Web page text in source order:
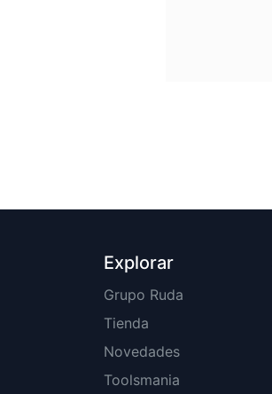
Explorar
Grupo Ruda
Tienda
Novedades
Toolsmania